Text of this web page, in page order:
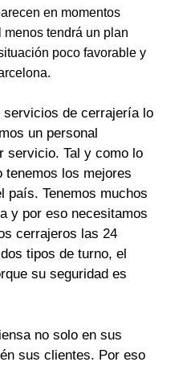
en momentos
tendrá un plan
poco favorable y
servicios de cerrajería lo
un personal
servicio. Tal y como lo
tenemos los mejores
país. Tenemos muchos
y por eso necesitamos
cerrajeros las 24
tipos de turno, el
su seguridad es
no solo en sus
sus clientes. Por eso